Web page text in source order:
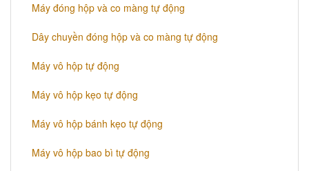
Máy đóng hộp và co màng tự động
Dây chuyền đóng hộp và co màng tự động
Máy vô hộp tự động
Máy vô hộp kẹo tự động
Máy vô hộp bánh kẹo tự động
Máy vô hộp bao bì tự động